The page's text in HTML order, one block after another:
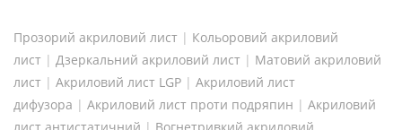
Прозорий акриловий лист | Кольоровий акриловий
лист | Дзеркальний акриловий лист | Матовий акриловий
лист | Акриловий лист LGP | Акриловий лист
дифузора | Акриловий лист проти подряпин | Акриловий